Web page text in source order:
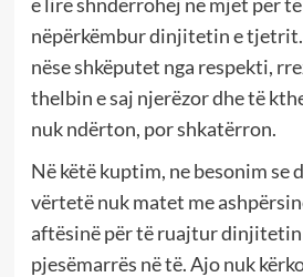
nëpërkëmbur dinjitetin e tjetrit.
nëse shkëputet nga respekti,
thelbin e saj njerëzor dhe të
nuk ndërton, por shkatërron.
Në këtë kuptim, ne besonim se
vërtetë nuk matet me
aftësinë për të ruajtur
pjesëmarrës në të. Ajo nuk